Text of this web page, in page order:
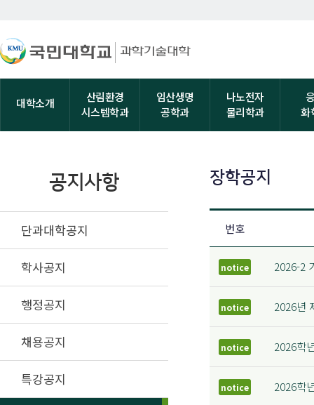
대학소개
산림환경
시스템학과
임산생명
공학과
나노전자
물리학과
화
공지사항
단과대학공지
학사공지
행정공지
채용공지
특강공지
장학공지
번호
notice 2026-2
notice 2026년
notice 2026학
notice 2026학